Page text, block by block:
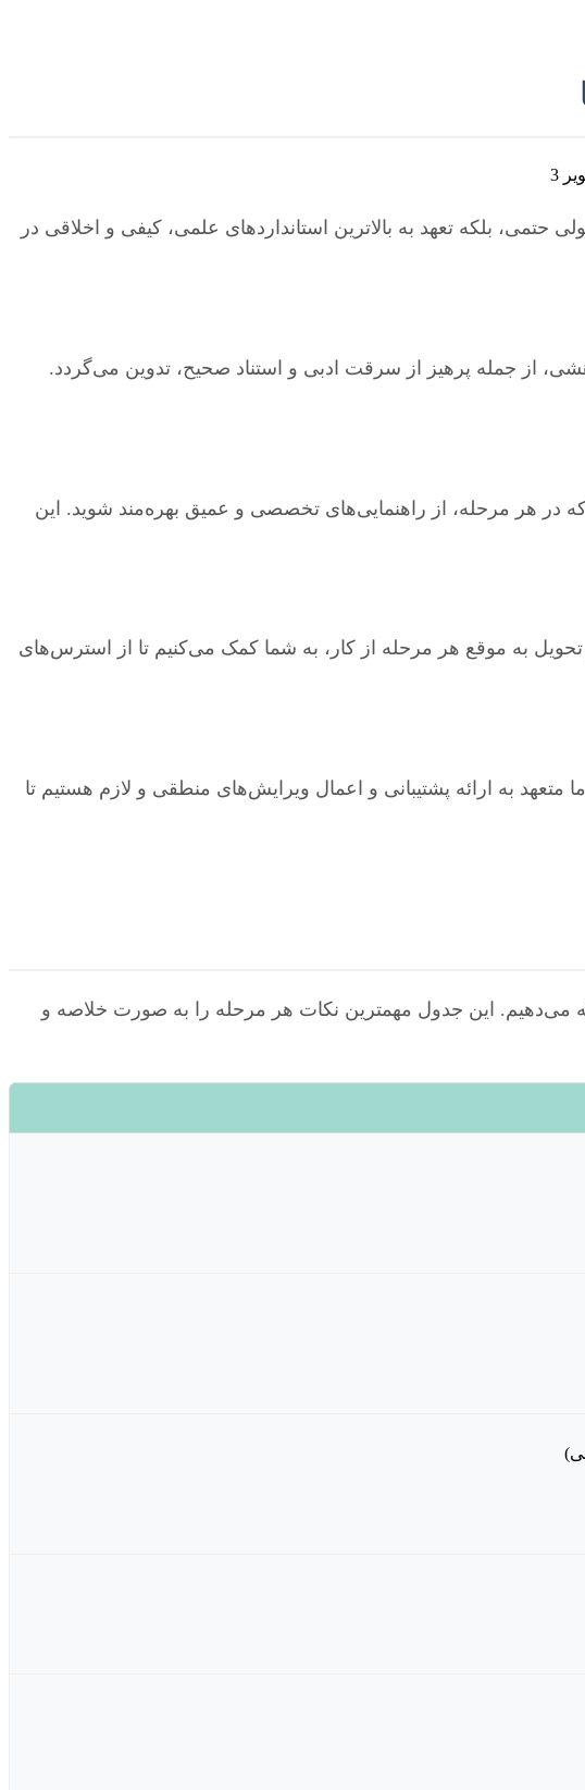
بلکه تعهد به بالاترین استانداردهای علمی، کیفی و اخلاقی در
از جمله پرهیز از سرقت ادبی و استناد صحیح، تدوین می‌گردد.
در هر مرحله، از راهنمایی‌های تخصصی و عمیق بهره‌مند شوید. این
به موقع هر مرحله از کار، به شما کمک می‌کنیم تا از استرس‌های
به ارائه پشتیبانی و اعمال ویرایش‌های منطقی و لازم هستیم تا
می‌دهیم. این جدول مهمترین نکات هر مرحله را به صورت خلاصه و